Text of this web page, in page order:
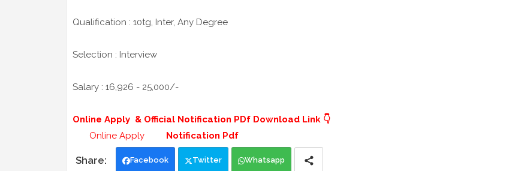
Qualification : 10tg, Inter, Any Degree
Selection : Interview
Salary : 16,926 - 25,000/-
Online Apply & Official Notification PDf Download Link 👇
Online Apply
Notification Pdf
Facebook Twitter Whatsapp